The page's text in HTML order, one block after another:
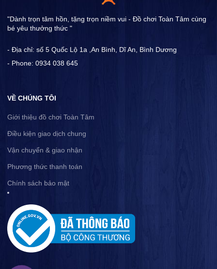
"Dành trọn tâm hồn, tặng trọn niềm vui - Đồ chơi Toàn Tâm cùng
bé yêu thưởng thức "
- Địa chỉ: số 5 Quốc Lộ 1a ,An Bình, Dĩ An, Bình Dương
- Phone: 0934 038 645
VỀ CHÚNG TÔI
Giới thiệu đồ chơi Toàn Tâm
Điều kiện giao dịch chung
Vận chuyển & giao nhận
Phương thức thanh toán
Chính sách bảo mật